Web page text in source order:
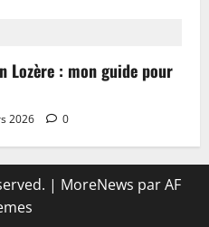
Lozère : mon guide pour
2026 0
| MoreNews par AF